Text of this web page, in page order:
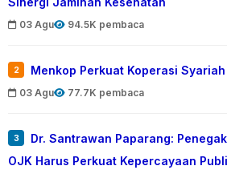
03 Agu 94.5K pembaca
2 Menkop Perkuat Koperasi Syariah
03 Agu 77.7K pembaca
3
Dr. Santrawan Paparang:
OJK Harus Perkuat Kepercayaan